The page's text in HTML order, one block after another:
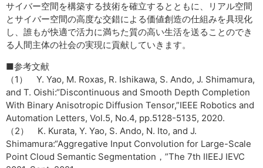
サイバー空間を構築する技術を確立するとともに、リアル空間
とサイバー空間の高度な交錯による価値創造の仕組みを具現化
し、誰もが快適で活力に満ちた質の高い生活を送ることのでき
る人間主体の社会の実現に貢献していきます。
■参考文献
（1） Y. Yao, M. Roxas, R. Ishikawa, S. Ando, J. Shimamura,
and T. Oishi:“Discontinuous and Smooth Depth Completion
With Binary Anisotropic Diffusion Tensor,”IEEE Robot­ics and
Automation Letters, Vol.5, No.4, pp.5128-5135, 2020.
（2） K. Kurata, Y. Yao, S. Ando, N. Ito, and J.
Shimamura:“Aggregative Input Convolution for Large-Scale
Point Cloud Semantic Segmentation，”The 7th IIEEJ IEVC